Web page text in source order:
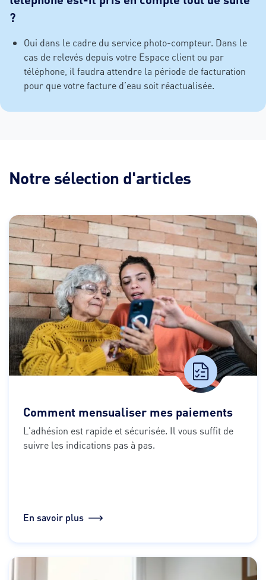
?
Oui dans le cadre du service photo-compteur. Dans le
cas de relevés depuis votre Espace client ou par
téléphone, il faudra attendre la période de facturation
pour que votre facture d’eau soit réactualisée.
Notre sélection d'articles
Comment mensualiser mes paiements
L'adhésion est rapide et sécurisée. Il vous suffit de
suivre les indications pas à pas.
En savoir plus